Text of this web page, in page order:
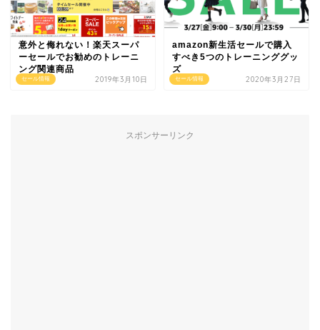
セール情報
意外と侮れない！楽天スーパ
ーセールでお勧めのトレーニ
ング関連商品
2019年3月10日 セール情報
amazon新生活セールで購入
すべき5つのトレーニンググッ
ズ
2020年3月27日
スポンサーリンク